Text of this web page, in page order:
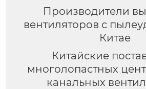
Производители
вентиляторов с
Китае
Китайские
многолопастных
канальных